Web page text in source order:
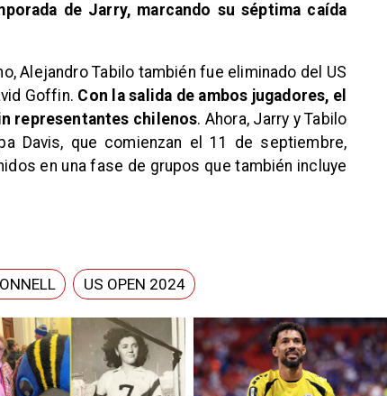
de Jarry, marcando su séptima caída
Alejandro Tabilo también fue eliminado del US
Goffin. Con la salida de ambos jugadores, el
representantes chilenos. Ahora, Jarry y Tabilo
Davis, que comienzan el 11 de septiembre,
en una fase de grupos que también incluye
US OPEN 2024